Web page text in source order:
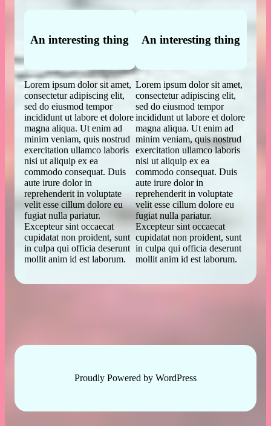
An interesting thing
Lorem ipsum dolor sit amet,
consectetur adipiscing elit,
sed do eiusmod tempor
incididunt ut labore et dolore
magna aliqua. Ut enim ad
minim veniam, quis nostrud
exercitation ullamco laboris
nisi ut aliquip ex ea
commodo consequat. Duis
aute irure dolor in
reprehenderit in voluptate
velit esse cillum dolore eu
fugiat nulla pariatur.
Excepteur sint occaecat
cupidatat non proident, sunt
in culpa qui officia deserunt
mollit anim id est laborum.
An interesting thing
Lorem ipsum dolor sit amet,
consectetur adipiscing elit,
sed do eiusmod tempor
incididunt ut labore et dolore
magna aliqua. Ut enim ad
minim veniam, quis nostrud
exercitation ullamco laboris
nisi ut aliquip ex ea
commodo consequat. Duis
aute irure dolor in
reprehenderit in voluptate
velit esse cillum dolore eu
fugiat nulla pariatur.
Excepteur sint occaecat
cupidatat non proident, sunt
in culpa qui officia deserunt
mollit anim id est laborum.
Proudly Powered by WordPress